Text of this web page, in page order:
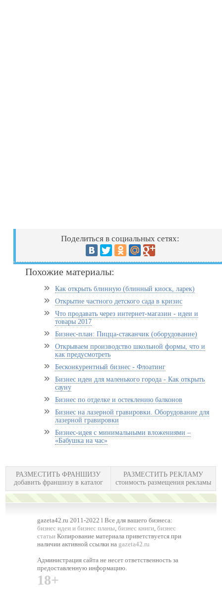
Поделиться в социальных сетях:
Похожие материалы:
Как открыть блинную (блинный киоск, ларек)
Открытие частного детского сада в кризис
Что продавать через интернет-магазин - идеи и
товары 2017
Бизнес-план: Пицца-стаканчик (оборудование)
Открываем производство школьной формы, что и
как предусмотреть
Бесконкурентный бизнес - Флоатинг
Бизнес идеи для маленького города - Как открыть
сауну
Бизнес по отделке и остеклению балконов
Бизнес на лазерной гравировки. Оборудование для
лазерной гравировки
Бизнес-идея с минимальными вложениями –
«Бабушка на час»
РАЗМЕСТИТЬ ФРАНШИЗУ
добавить франшизу в каталог
РАЗМЕСТИТЬ РЕКЛАМУ
стоимость размещения рекламы
gazeta42.ru 2011-2022 l Все для вашего бизнеса:
бизнес идеи и бизнес планы,бизнес книги,бизнес
статьи Копирование материала приветствуется при
наличии активной ссылки на gazeta42.ru
Администрация сайта не несет ответственность за
предоставленную информацию.
18+